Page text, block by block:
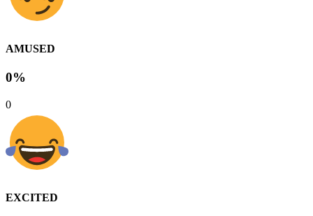
AMUSED
0%
0
EXCITED